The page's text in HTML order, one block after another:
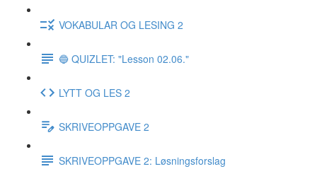
VOKABULAR OG LESING 2
🔵 QUIZLET: "Lesson 02.06."
LYTT OG LES 2
SKRIVEOPPGAVE 2
SKRIVEOPPGAVE 2: Løsningsforslag